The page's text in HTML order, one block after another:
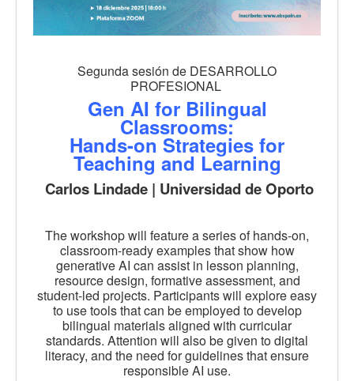
Segunda sesión de DESARROLLO
PROFESIONAL
Gen AI for Bilingual
Classrooms:
Hands-on Strategies for
Teaching and Learning
Carlos Lindade | Universidad de Oporto
The workshop will feature a series of hands-on,
classroom-ready examples that show how
generative AI can assist in lesson planning,
resource design, formative assessment, and
student-led projects. Participants will explore easy
to use tools that can be employed to develop
bilingual materials aligned with curricular
standards. Attention will also be given to digital
literacy, and the need for guidelines that ensure
responsible AI use.